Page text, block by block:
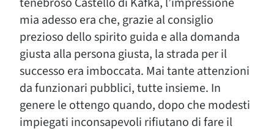
mia adesso era che, grazie al consiglio
prezioso dello spirito guida e alla domanda
giusta alla persona giusta, la strada per il
successo era imboccata. Mai tante attenzioni
da funzionari pubblici, tutte insieme. In
genere le ottengo quando, dopo che modesti
impiegati inconsapevoli rifiutano di fare il